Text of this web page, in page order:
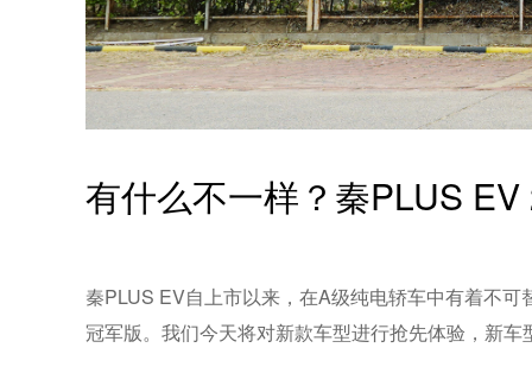
有什么不一样？秦PLUS
秦PLUS EV自上市以来，在A级纯电轿车中有着不